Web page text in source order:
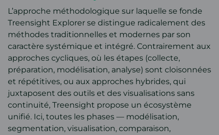
L’approche méthodologique sur laquelle se fonde
Treensight Explorer se distingue radicalement des
méthodes traditionnelles et modernes par son
caractère systémique et intégré. Contrairement aux
approches cycliques, où les étapes (collecte,
préparation, modélisation, analyse) sont cloisonnées
et répétitives, ou aux approches hybrides, qui
juxtaposent des outils et des visualisations sans
continuité, Treensight propose un écosystème
unifié. Ici, toutes les phases — modélisation,
segmentation, visualisation, comparaison,